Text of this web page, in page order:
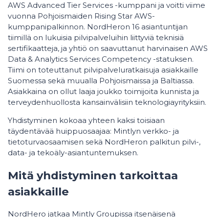
AWS Advanced Tier Services -kumppani ja voitti viime
vuonna Pohjoismaiden Rising Star AWS-
kumppanipalkinnon. NordHeron 16 asiantuntijan
tiimillä on lukuisia pilvipalveluihin liittyviä teknisiä
sertifikaatteja, ja yhtiö on saavuttanut harvinaisen AWS
Data & Analytics Services Competency -statuksen.
Tiimi on toteuttanut pilvipalveluratkaisuja asiakkaille
Suomessa sekä muualla Pohjoismaissa ja Baltiassa.
Asiakkaina on ollut laaja joukko toimijoita kunnista ja
terveydenhuollosta kansainvälisiin teknologiayrityksiin.
Yhdistyminen kokoaa yhteen kaksi toisiaan
täydentävää huippuosaajaa: Mintlyn verkko- ja
tietoturvaosaamisen sekä NordHeron palkitun pilvi-,
data- ja tekoäly-asiantuntemuksen.
Mitä yhdistyminen tarkoittaa
asiakkaille
NordHero jatkaa Mintly Groupissa itsenäisenä